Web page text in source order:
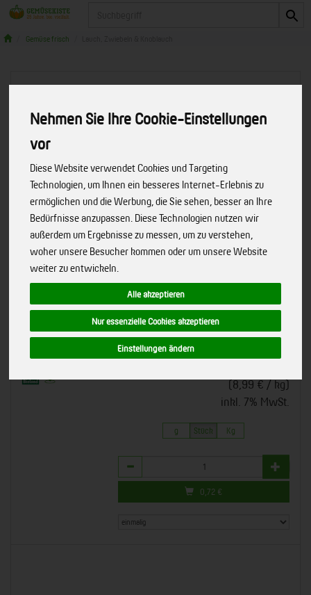
Nehmen Sie Ihre Cookie-Einstellungen
vor
Diese Website verwendet Cookies und Targeting
Technologien, um Ihnen ein besseres Internet-Erlebnis zu
ermöglichen und die Werbung, die Sie sehen, besser an Ihre
Bedürfnisse anzupassen. Diese Technologien nutzen wir
außerdem um Ergebnisse zu messen, um zu verstehen,
woher unsere Besucher kommen oder um unsere Website
weiter zu entwickeln.
Alle akzeptieren
Nur essenzielle Cookies akzeptieren
Einstellungen ändern
Gemüse frisch
Art.-Nr. 143
Bioland
(8,99 € / kg)
inkl. 7% MwSt.
g Stück Kg
Anzahl
0,72 €